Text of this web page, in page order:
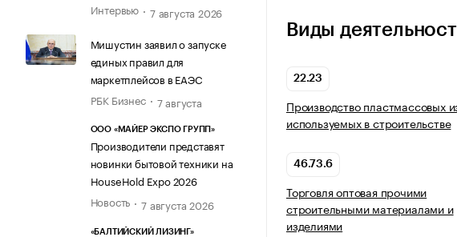
Интервью
7 августа 2026
Мишустин заявил о запуске
единых правил для
маркетплейсов в ЕАЭС
РБК Бизнес
7 августа
ООО «МАЙЕР ЭКСПО ГРУПП»
Производители представят
новинки бытовой техники на
HouseHold Expo 2026
Новость
7 августа 2026
«БАЛТИЙСКИЙ ЛИЗИНГ»
Виды
22.23
Производство пластмассовых
используемых в строительстве
46.73.6
Торговля оптовая прочими
строительными материалами и
изделиями